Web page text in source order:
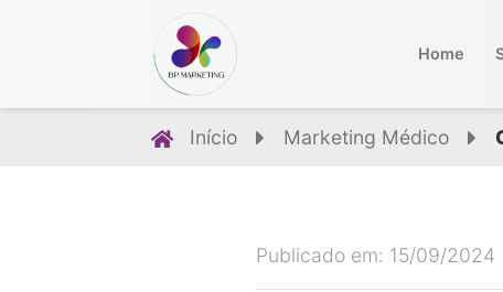
Home
Início Marketing Médico
Publicado em: 15/09/2024